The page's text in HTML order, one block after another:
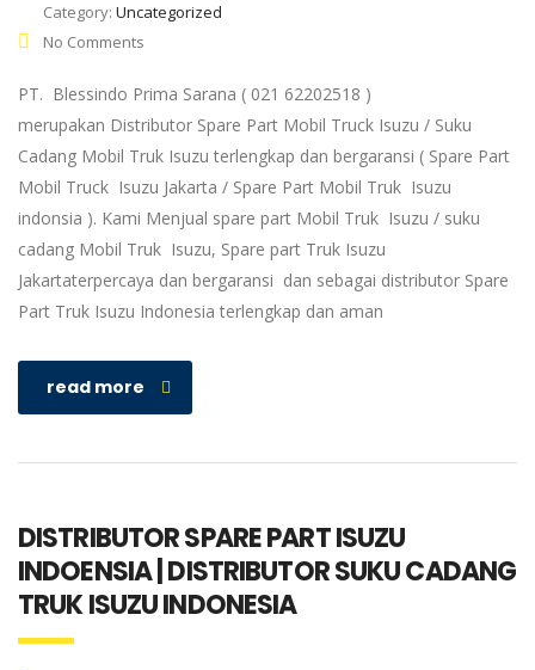
Category: Uncategorized
No Comments
PT. Blessindo Prima Sarana ( 021 62202518 )
merupakan Distributor Spare Part Mobil Truck Isuzu / Suku
Cadang Mobil Truk Isuzu terlengkap dan bergaransi ( Spare Part
Mobil Truck Isuzu Jakarta / Spare Part Mobil Truk Isuzu
indonsia ). Kami Menjual spare part Mobil Truk Isuzu / suku
cadang Mobil Truk Isuzu, Spare part Truk Isuzu
Jakartaterpercaya dan bergaransi dan sebagai distributor Spare
Part Truk Isuzu Indonesia terlengkap dan aman
read more
DISTRIBUTOR SPARE PART ISUZU
INDOENSIA | DISTRIBUTOR SUKU CADANG
TRUK ISUZU INDONESIA